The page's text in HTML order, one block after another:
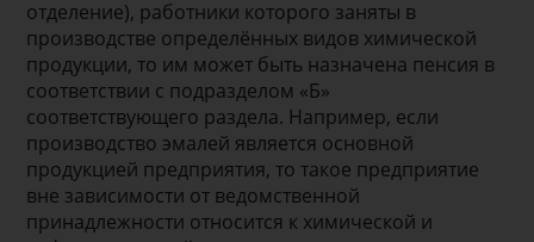
отделение), работники которого заняты в
производстве определённых видов химической
продукции, то им может быть назначена пенсия в
соответствии с подразделом «Б»
соответствующего раздела. Например, если
производство эмалей является основной
продукцией предприятия, то такое предприятие
вне зависимости от ведомственной
принадлежности относится к химической и